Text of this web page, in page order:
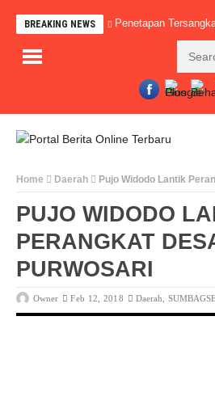
BREAKING NEWS Penetapan
Home Daerah Pujo Widodo Lantik
PUJO WIDODO
PERANGKAT
PURWOSARI
Owner Feb 12, 2018 Daerah